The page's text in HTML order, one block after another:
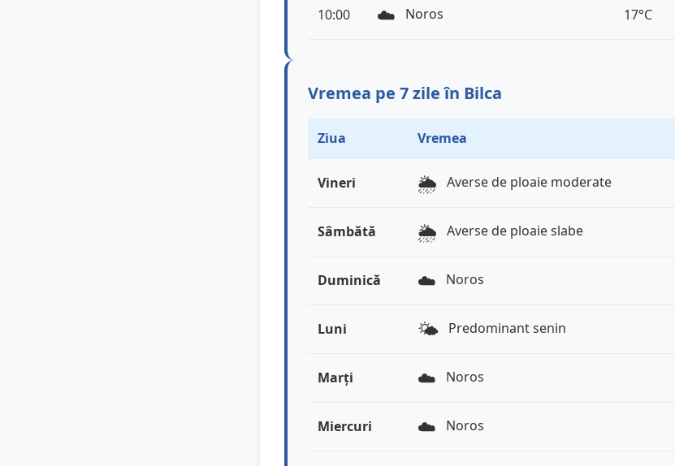
10:00 ☁️ Noros 17°C
Vremea pe 7 zile în Bilca
Ziua Vremea
Vineri 🌦️ Averse de ploaie moderate
Sâmbătă 🌦️ Averse de ploaie slabe
Duminică ☁️ Noros
Luni 🌤️ Predominant senin
Marți ☁️ Noros
Miercuri ☁️ Noros